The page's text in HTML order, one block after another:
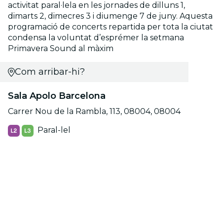
activitat paral·lela en les jornades de dilluns 1,
dimarts 2, dimecres 3 i diumenge 7 de juny. Aquesta
programació de concerts repartida per tota la ciutat
condensa la voluntat d’esprémer la setmana
Primavera Sound al màxim
Com arribar-hi?
Sala Apolo Barcelona
Carrer Nou de la Rambla, 113, 08004, 08004
Paral-lel